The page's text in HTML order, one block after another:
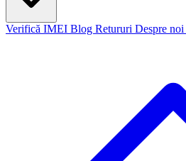
Verifică IMEI Blog Retururi Despre noi